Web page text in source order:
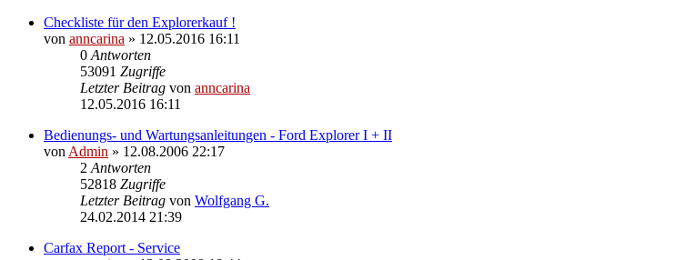
Checkliste für den Explorerkauf !
von anncarina » 12.05.2016 16:11
0 Antworten
53091 Zugriffe
Letzter Beitrag von anncarina
12.05.2016 16:11
Bedienungs- und Wartungsanleitungen - Ford Explorer I + II
von Admin » 12.08.2006 22:17
2 Antworten
52818 Zugriffe
Letzter Beitrag von Wolfgang G.
24.02.2014 21:39
Carfax Report - Service